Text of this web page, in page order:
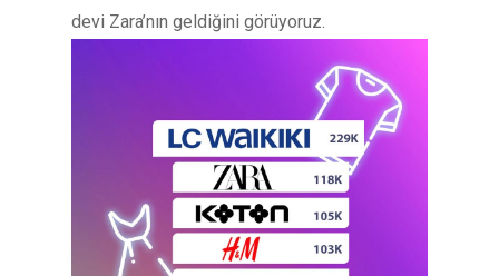
devi Zara’nın geldiğini görüyoruz.